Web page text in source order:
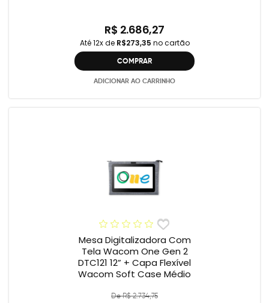
R$ 2.686,27
Até 12x de R$273,35 no cartão
COMPRAR
ADICIONAR AO CARRINHO
Mesa Digitalizadora Com
Tela Wacom One Gen 2
DTC121 12” + Capa Flexível
Wacom Soft Case Médio
De R$ 2.734,75